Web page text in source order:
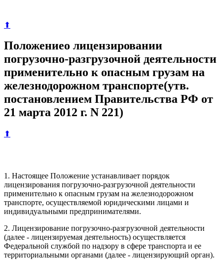
⬆
Положениео лицензировании
погрузочно-разгрузочной деятельности
применительно к опасным грузам на
железнодорожном транспорте(утв.
постановлением Правительства РФ от
21 марта 2012 г. N 221)
⬆
1. Настоящее Положение устанавливает порядок
лицензирования погрузочно-разгрузочной деятельности
применительно к опасным грузам на железнодорожном
транспорте, осуществляемой юридическими лицами и
индивидуальными предпринимателями.
2. Лицензирование погрузочно-разгрузочной деятельности
(далее - лицензируемая деятельность) осуществляется
Федеральной службой по надзору в сфере транспорта и ее
территориальными органами (далее - лицензирующий орган).